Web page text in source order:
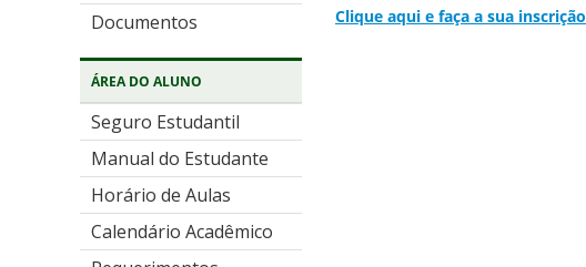
Documentos
ÁREA DO ALUNO
Seguro Estudantil
Manual do Estudante
Horário de Aulas
Calendário Acadêmico
Clique aqui e faça a sua inscrição